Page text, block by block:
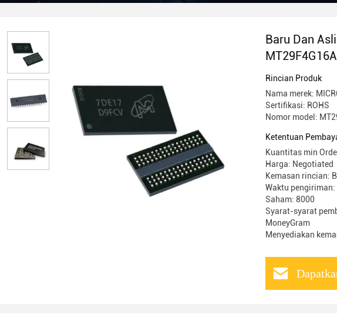
Baru Dan
BOM
Rincian Produk
Nama merek:
Sertifikasi: ROHS
Nomor model:
Ketentuan
Kuantitas min
Harga: Negotiated
Kemasan rincian:
Waktu
Saham: 8000
Syarat-syarat
MoneyGram
Menyediakan